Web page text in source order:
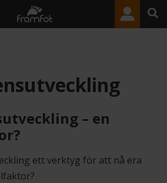
– en
ett verktyg för att nå era